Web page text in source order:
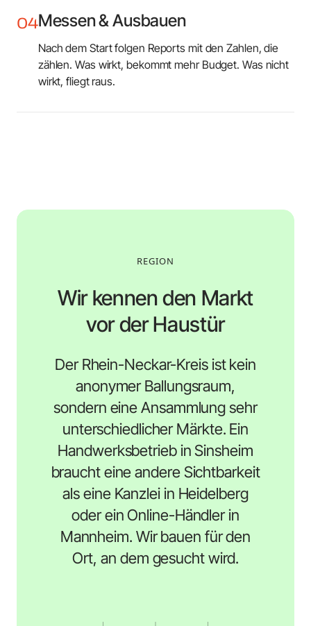
04Messen & Ausbauen
Nach dem Start folgen Reports mit den Zahlen, die
zählen. Was wirkt, bekommt mehr Budget. Was nicht
wirkt, fliegt raus.
REGION
Wir kennen den Markt
vor der Haustür
Der Rhein-Neckar-Kreis ist kein
anonymer Ballungsraum,
sondern eine Ansammlung sehr
unterschiedlicher Märkte. Ein
Handwerksbetrieb in Sinsheim
braucht eine andere Sichtbarkeit
als eine Kanzlei in Heidelberg
oder ein Online-Händler in
Mannheim. Wir bauen für den
Ort, an dem gesucht wird.